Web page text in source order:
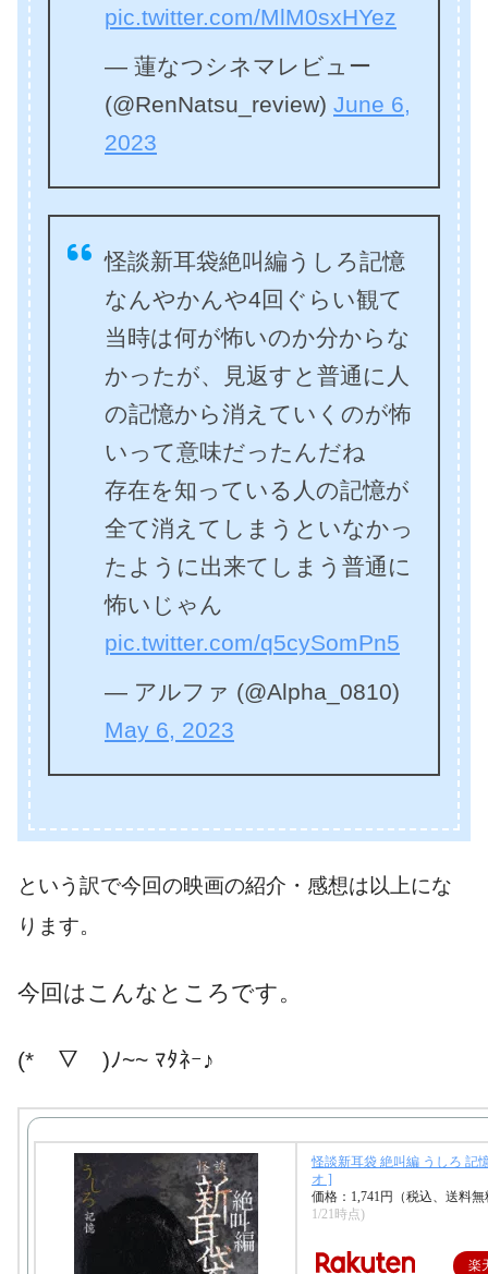
pic.twitter.com/MlM0sxHYez
— 蓮なつシネマレビュー
(@RenNatsu_review) June 6,
2023
怪談新耳袋絶叫編うしろ記憶
なんやかんや4回ぐらい観て
当時は何が怖いのか分からな
かったが、見返すと普通に人
の記憶から消えていくのが怖
いって意味だったんだね
存在を知っている人の記憶が
全て消えてしまうといなかっ
たように出来てしまう普通に
怖いじゃん
pic.twitter.com/q5cySomPn5
— アルファ (@Alpha_0810)
May 6, 2023
という訳で今回の映画の紹介・感想は以上にな
ります。
今回はこんなところです。
(*￣▽￣)ﾉ~~ ﾏﾀﾈｰ♪
怪談新耳袋 絶叫編 うしろ 記
オ ]
価格：1,741円（税込、送料
1/21時点)
楽